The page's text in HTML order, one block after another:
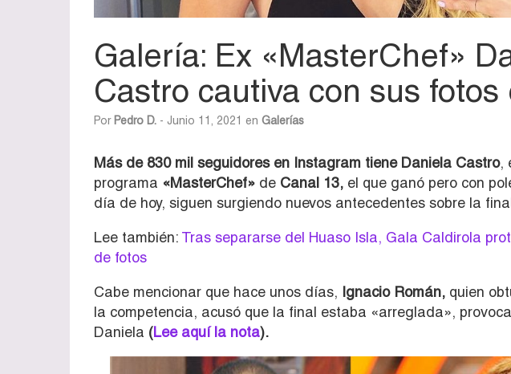
Galería: Ex «MasterChef»
Castro cautiva con sus fotos
Por Pedro D. - Junio 11, 2021 en Galerías
Más de 830 mil seguidores en Instagram tiene Daniela Castro,
programa «MasterChef» de Canal 13, el que ganó pero con
día de hoy, siguen surgiendo nuevos antecedentes sobre la
Lee también: Tras separarse del Huaso Isla, Gala Caldirola
de fotos
Cabe mencionar que hace unos días, Ignacio Román, quien
la competencia, acusó que la final estaba «arreglada»,
Daniela (Lee aquí la nota).